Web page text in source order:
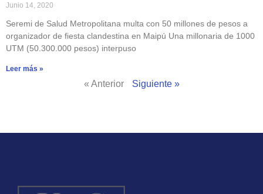
Junio 14, 2020
Seremi de Salud Metropolitana multa con 50 millones de pesos a
organizador de fiesta clandestina en Maipú Una millonaria de 1000
UTM (50.300.000 pesos) interpuso
Leer más »
« Anterior Siguiente »